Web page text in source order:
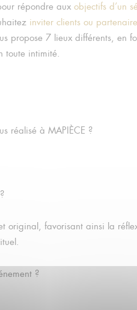
répondre aux objectifs d’un
inviter clients ou
propose 7 lieux différents, en
toute intimité.
réalisé à MAPIÈCE ?
original, favorisant ainsi la
?